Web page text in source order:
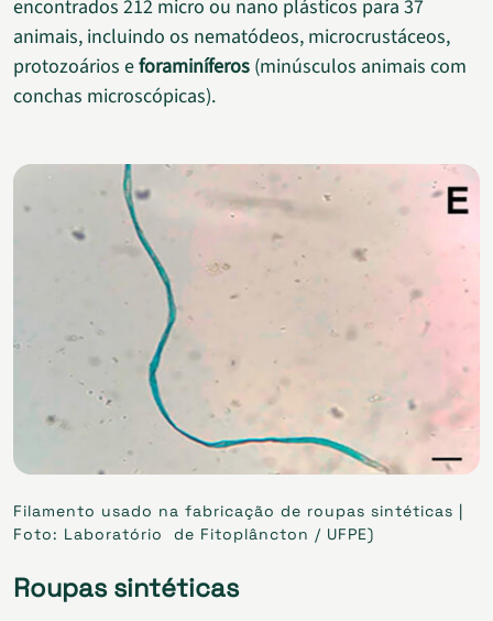
encontrados 212 micro ou nano plásticos para 37
animais, incluindo os nematódeos, microcrustáceos,
protozoários eforaminíferos (minúsculos animais com
conchas microscópicas).
Filamento usado na fabricação de roupas sintéticas |
Foto: Laboratório de Fitoplâncton / UFPE)
Roupas sintéticas